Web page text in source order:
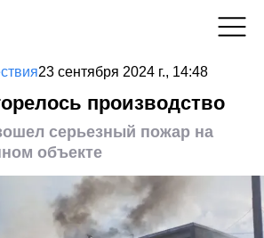
23 сентября 2024 г., 14:48
производство
серьезный пожар на
объекте